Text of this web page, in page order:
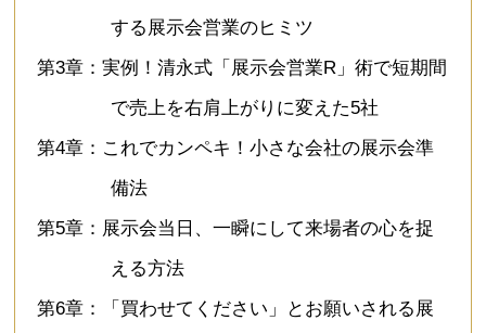
する展示会営業のヒミツ
第3章：実例！清永式「展示会営業R」術で短期間
で売上を右肩上がりに変えた5社
第4章：これでカンペキ！小さな会社の展示会準
備法
第5章：展示会当日、一瞬にして来場者の心を捉
える方法
第6章：「買わせてください」とお願いされる展